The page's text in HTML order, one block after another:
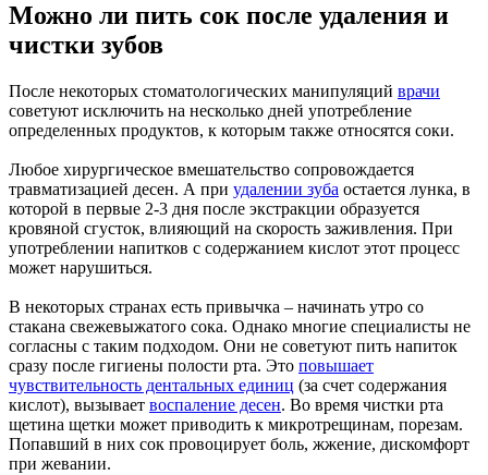
Можно ли пить сок после удаления и
чистки зубов
После некоторых стоматологических манипуляций врачи
советуют исключить на несколько дней употребление
определенных продуктов, к которым также относятся соки.
Любое хирургическое вмешательство сопровождается
травматизацией десен. А при удалении зуба остается лунка, в
которой в первые 2-3 дня после экстракции образуется
кровяной сгусток, влияющий на скорость заживления. При
употреблении напитков с содержанием кислот этот процесс
может нарушиться.
В некоторых странах есть привычка – начинать утро со
стакана свежевыжатого сока. Однако многие специалисты не
согласны с таким подходом. Они не советуют пить напиток
сразу после гигиены полости рта. Это повышает
чувствительность дентальных единиц (за счет содержания
кислот), вызывает воспаление десен. Во время чистки рта
щетина щетки может приводить к микротрещинам, порезам.
Попавший в них сок провоцирует боль, жжение, дискомфорт
при жевании.